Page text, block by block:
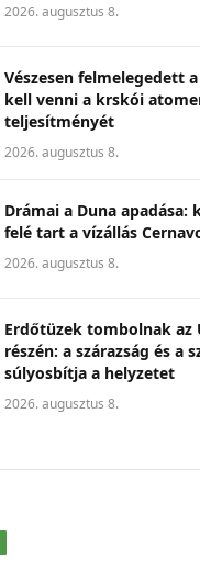
2026. augusztus 8.
Vészesen felmelegedett a
kell venni a krskói
teljesítményét
2026. augusztus 8.
Drámai a Duna
felé tart a vízállás
2026. augusztus 8.
Erdőtüzek tombolnak az
részén: a szárazság és a
súlyosbítja a helyzetet
2026. augusztus 8.